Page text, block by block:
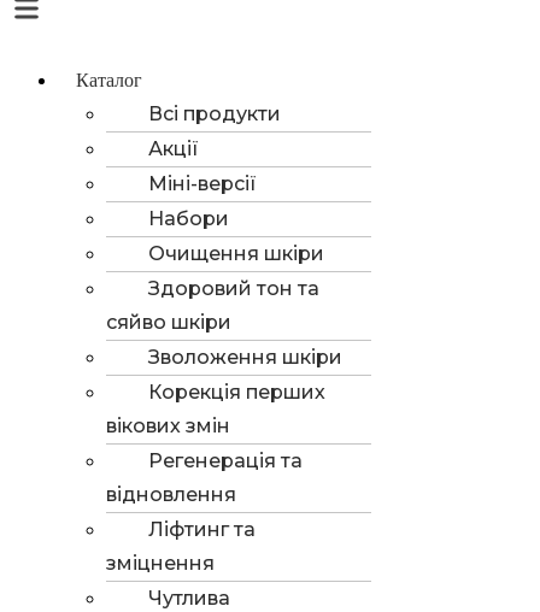
Каталог
Всі продукти
Акції
Міні-версії
Набори
Очищення шкіри
Здоровий тон та
сяйво шкіри
Зволоження шкіри
Корекція перших
вікових змін
Регенерація та
відновлення
Ліфтинг та
зміцнення
Чутлива